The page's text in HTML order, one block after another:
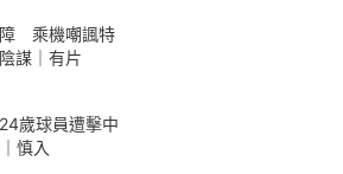
障 乘機嘲諷特
謀｜有片
歲球員遭擊中
慎入